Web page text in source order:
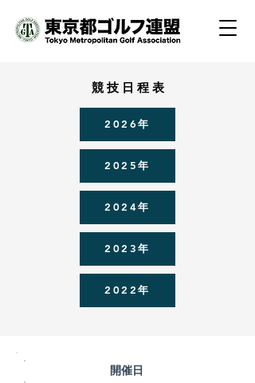
競 技 日 程 表
2026年
2025年
2024年
2023年
2022年
開催日